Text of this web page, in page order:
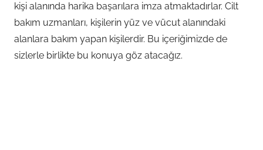
kişi alanında harika başarılara imza atmaktadırlar. Cilt
bakım uzmanları, kişilerin yüz ve vücut alanındaki
alanlara bakım yapan kişilerdir. Bu içeriğimizde de
sizlerle birlikte bu konuya göz atacağız.